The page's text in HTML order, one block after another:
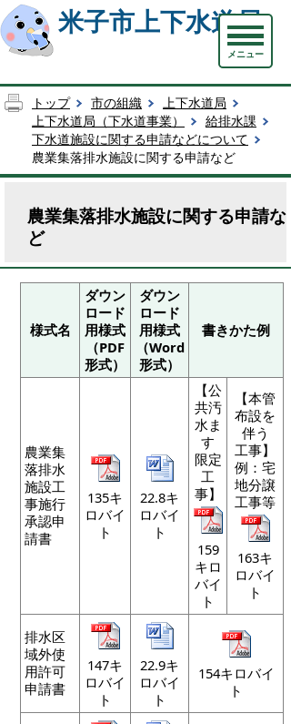
米子市上下水道局
メニュー
トップ 市の組織
上下水道局
上下水道局（下水道事業）
給排水課
下水道施設に関する申請などについて
農業集落排水施設に関する申請など
農業集落排水施設に関する申請な
ど
様式名
ダウン
ロード
用様式
（PDF
形式）
ダウン
ロード
用様式
（Word
形式）
書きかた例
農業集
落排水
施設工
事施行
承認申
請書
135キ
ロバイ
ト
22.8キ
ロバイ
ト
【公
共汚
水ま
す
限定
工
事】
159
キロ
バイ
ト
【本管
布設を
伴う
工事】
例：宅
地分譲
工事等
163キ
ロバイ
ト
排水区
域外使
用許可
申請書
147キ
ロバイ
ト
22.9キ
ロバイ
ト
154キロバイ
ト